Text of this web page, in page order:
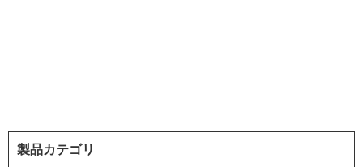
製品カテゴリ